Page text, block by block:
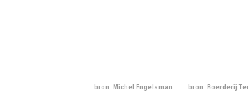
bron: Michel Engelsman bron: Boerderij